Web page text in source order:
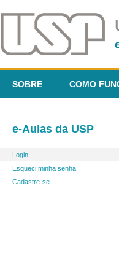
SOBRE COMO
e-Aulas da USP
Login
Esqueci minha senha
Cadastre-se